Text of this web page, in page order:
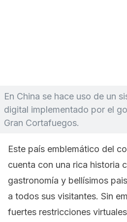
En China se hace uso de un
digital implementado por el
Gran Cortafuegos.
Este país emblemático del
cuenta con una rica historia
gastronomía y bellísimos
a todos sus visitantes. Sin
fuertes restricciones